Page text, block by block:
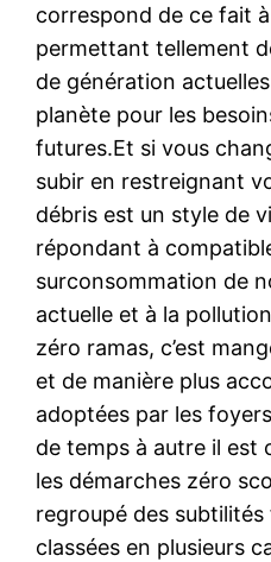
correspond de ce fait
permettant tellement
de génération
planète pour les
futures.Et si vous
subir en restreignant
débris est un style de
répondant à
surconsommation de
actuelle et à la
zéro ramas, c’est
et de manière plus
adoptées par les
de temps à autre il est
les démarches zéro
regroupé des
classées en plusieurs